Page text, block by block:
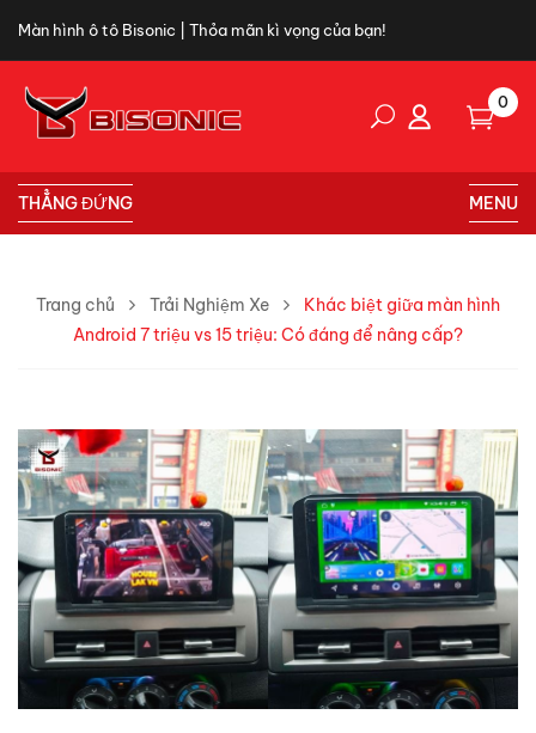
Màn hình ô tô Bisonic | Thỏa mãn kì vọng của bạn!
0
THẲNG ĐỨNG MENU
Trang chủ Trải Nghiệm Xe
Khác biệt giữa màn hình
Android 7 triệu vs 15 triệu: Có đáng để nâng cấp?